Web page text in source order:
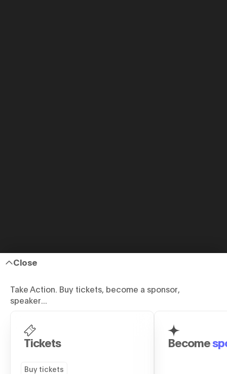
Take Action. Buy tickets, become a sponsor,
speaker...
Tickets
Buy tickets
Become
Close